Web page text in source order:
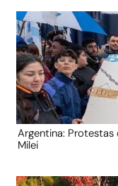
Argentina:
Milei